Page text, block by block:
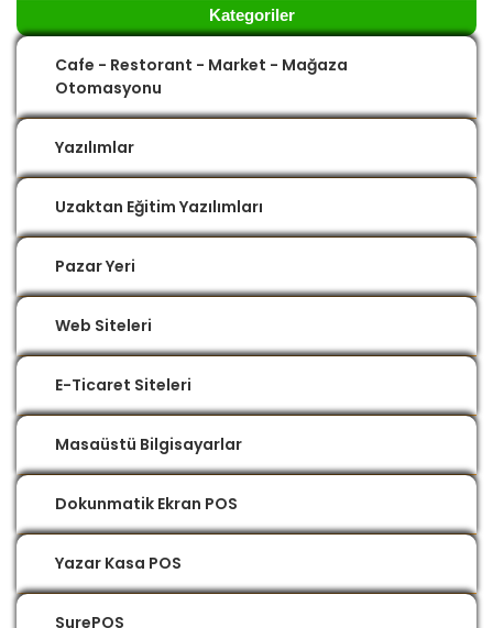
Kategoriler
Cafe - Restorant - Market - Mağaza
Otomasyonu
Yazılımlar
Uzaktan Eğitim Yazılımları
Pazar Yeri
Web Siteleri
E-Ticaret Siteleri
Masaüstü Bilgisayarlar
Dokunmatik Ekran POS
Yazar Kasa POS
SurePOS